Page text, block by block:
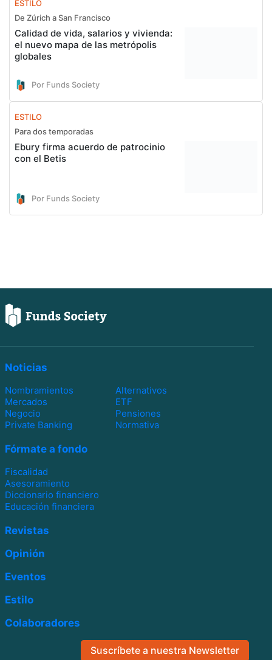
ESTILO
De Zúrich a San Francisco
Calidad de vida, salarios y vivienda:
el nuevo mapa de las metrópolis
globales
Por Funds Society
ESTILO
Para dos temporadas
Ebury firma acuerdo de patrocinio
con el Betis
Por Funds Society
Noticias
Nombramientos
Alternativos
Mercados
ETF
Negocio
Pensiones
Private Banking
Normativa
Fórmate a fondo
Fiscalidad
Asesoramiento
Diccionario financiero
Educación financiera
Revistas
Opinión
Eventos
Estilo
Colaboradores
Suscríbete a nuestra Newsletter